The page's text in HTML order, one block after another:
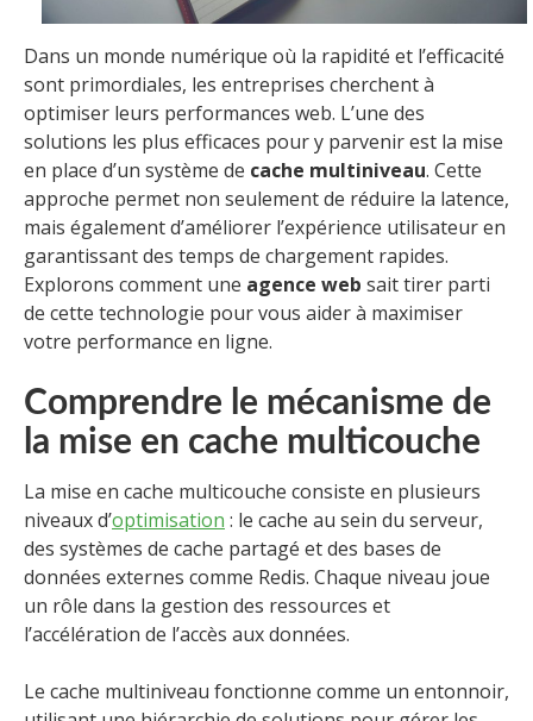
Dans un monde numérique où la rapidité et l’efficacité
sont primordiales, les entreprises cherchent à
optimiser leurs performances web. L’une des
solutions les plus efficaces pour y parvenir est la mise
en place d’un système de cache multiniveau. Cette
approche permet non seulement de réduire la latence,
mais également d’améliorer l’expérience utilisateur en
garantissant des temps de chargement rapides.
Explorons comment une agence web sait tirer parti
de cette technologie pour vous aider à maximiser
votre performance en ligne.
Comprendre le mécanisme de
la mise en cache multicouche
La mise en cache multicouche consiste en plusieurs
niveaux d’optimisation : le cache au sein du serveur,
des systèmes de cache partagé et des bases de
données externes comme Redis. Chaque niveau joue
un rôle dans la gestion des ressources et
l’accélération de l’accès aux données.
Le cache multiniveau fonctionne comme un entonnoir,